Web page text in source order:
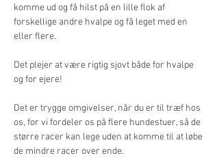
komme ud og få hilst på en lille flok af
forskellige andre hvalpe og få leget med en
eller flere.
Det plejer at være rigtig sjovt både for hvalpe
og for ejere!
Det er trygge omgivelser, når du er til træf hos
os, for vi fordeler os på flere hundestuer, så de
større racer kan lege uden at komme til at løbe
de mindre racer over ende.